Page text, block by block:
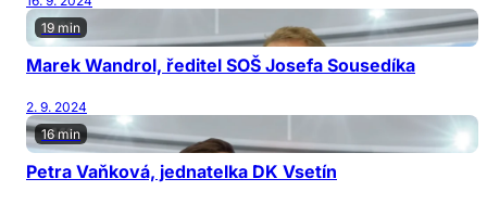
19 min
Marek Wandrol, ředitel SOŠ Josefa Sousedíka
2. 9. 2024
16 min
Petra Vaňková, jednatelka DK Vsetín